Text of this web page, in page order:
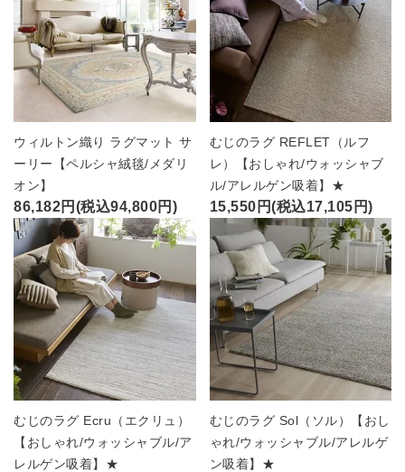
ウィルトン織り ラグマット サ
ーリー【ペルシャ絨毯/メダリ
オン】
86,182円(税込94,800円)
むじのラグ REFLET（ルフ
レ）【おしゃれ/ウォッシャブ
ル/アレルゲン吸着】★
15,550円(税込17,105円)
むじのラグ Ecru（エクリュ）
【おしゃれ/ウォッシャブル/ア
レルゲン吸着】★
むじのラグ Sol（ソル）【おし
ゃれ/ウォッシャブル/アレルゲ
ン吸着】★